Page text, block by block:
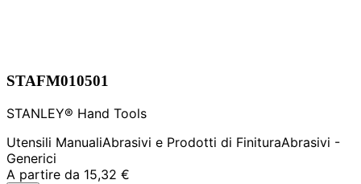
STAFM010501
STANLEY® Hand Tools
Utensili ManualiAbrasivi e Prodotti di FinituraAbrasivi -
Generici
A partire da 15,32 €